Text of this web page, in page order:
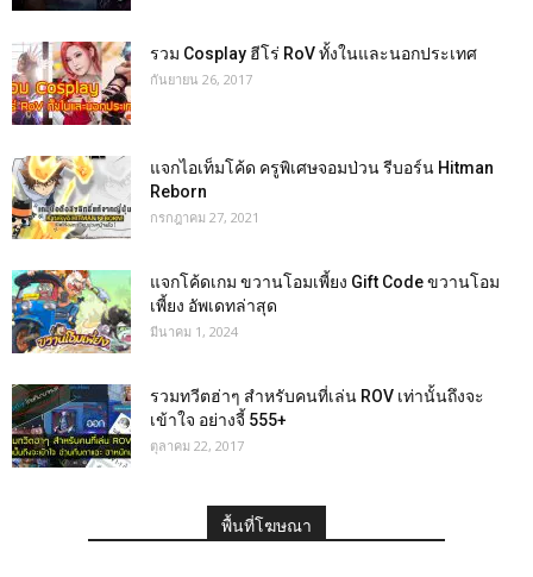
รวม Cosplay ฮีโร่ RoV ทั้งในและนอกประเทศ
กันยายน 26, 2017
แจกไอเท็มโค้ด ครูพิเศษจอมป่วน รีบอร์น Hitman
Reborn
กรกฎาคม 27, 2021
แจกโค้ดเกม ขวานโอมเพี้ยง Gift Code ขวานโอม
เพี้ยง อัพเดทล่าสุด
มีนาคม 1, 2024
รวมทวีตฮ่าๆ สำหรับคนที่เล่น ROV เท่านั้นถึงจะ
เข้าใจ อย่างจี้ 555+
ตุลาคม 22, 2017
พื้นที่โฆษณา